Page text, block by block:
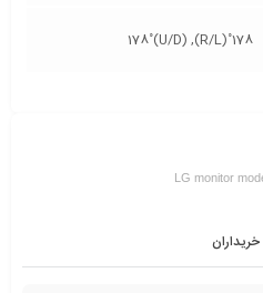
178˚(R/L), 178˚(U/D)
LG monitor